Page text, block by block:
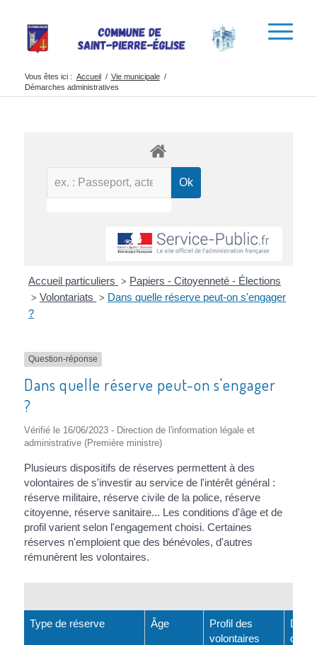
Vous êtes ici : Accueil / Vie municipale /
Démarches administratives
Accueil particuliers > Papiers - Citoyenneté - Élections
> Volontariats > Dans quelle réserve peut-on s'engager
?
Question-réponse
Dans quelle réserve peut-on s'engager
?
Vérifié le 16/06/2023 - Direction de l'information légale et
administrative (Première ministre)
Plusieurs dispositifs de réserves permettent à des
volontaires de s'investir au service de l'intérêt général :
réserve militaire, réserve civile de la police, réserve
citoyenne, réserve sanitaire... Les conditions d'âge et de
profil varient selon l'engagement choisi. Certaines
réserves n'emploient que des bénévoles, d'autres
rémunèrent les volontaires.
Type de réserve Âge
Profil des
volontaires